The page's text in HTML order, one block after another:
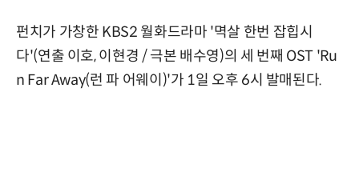
펀치가 가창한 KBS2 월화드라마 '멱살 한번 잡힙시
다'(연출 이호, 이현경 / 극본 배수영)의 세 번째 OST 'Ru
n Far Away(런 파 어웨이)'가 1일 오후 6시 발매된다.